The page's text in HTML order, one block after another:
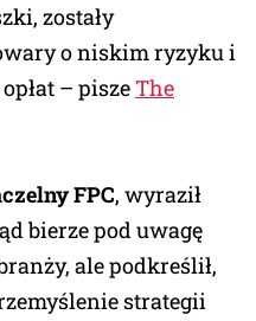
zostały
o niskim ryzyku i
– piszeThe
FPC, wyraził
bierze pod uwagę
ale podkreślił,
strategii